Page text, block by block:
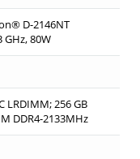
D-2146NT
GHz, 80W
LRDIMM; 256 GB
DDR4-2133MHz